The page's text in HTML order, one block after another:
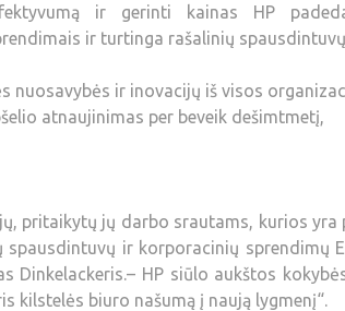
ir gerinti kainas HP
ir turtinga rašalinių
nuosavybės ir inovacijų iš visos
atnaujinimas per beveik dešimtmetį,
pritaikytų jų darbo srautams, kurios
spausdintuvų ir korporacinių sprendimų
HP siūlo aukštos
kilstelės biuro našumą į naują lygmenį“.